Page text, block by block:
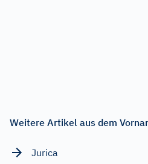
Weitere Artikel aus dem
Jurica